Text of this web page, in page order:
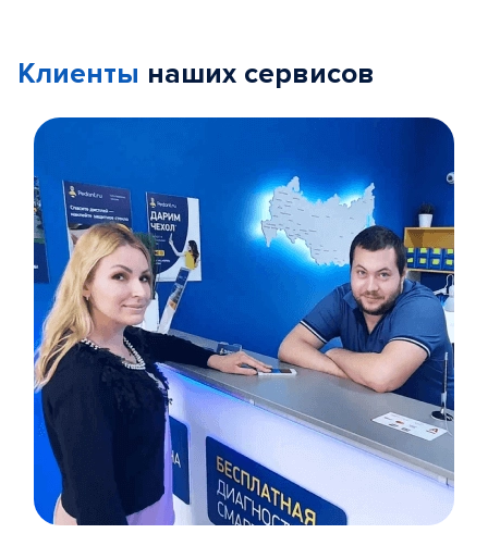
Клиенты наших сервисов